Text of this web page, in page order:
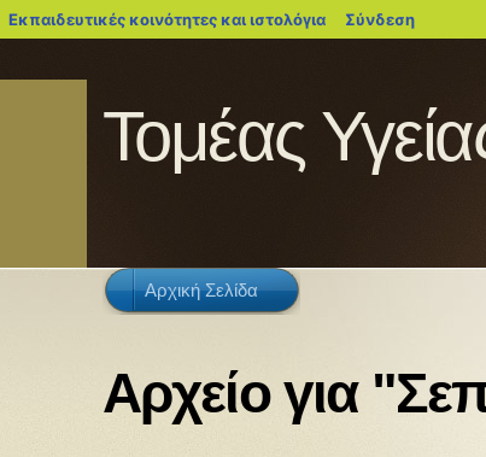
Εκπαιδευτικές κοινότητες και ιστολόγια blogs.sch.gr
Σύνδεση
Τομέας
Αρχική Σελίδα
Αρχείο για